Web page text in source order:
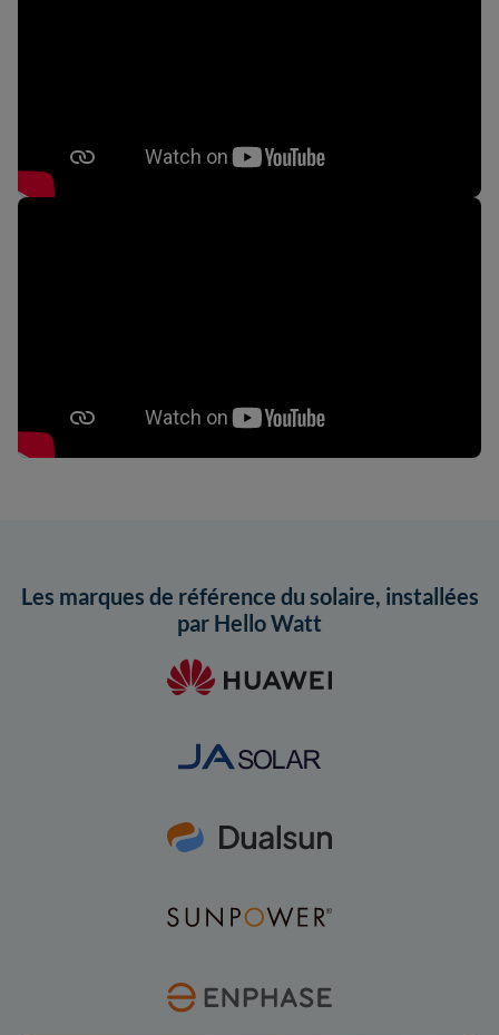
Les marques de référence du solaire, installées
par Hello Watt